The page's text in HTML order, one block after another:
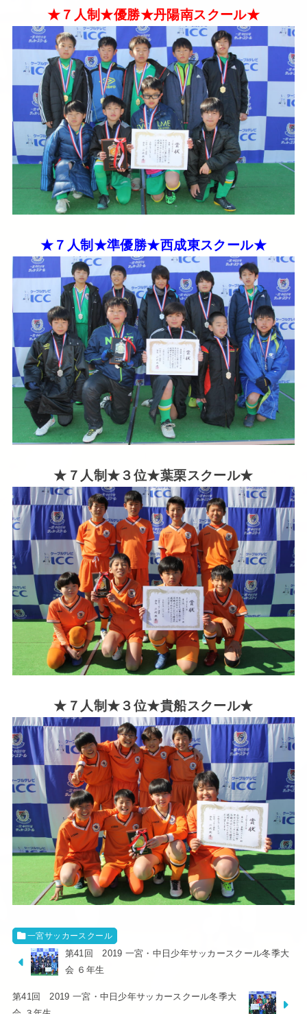
★７人制★優勝★丹陽南スクール★
★７人制★準優勝★西成東スクール★
★７人制★３位★葉栗スクール★
★７人制★３位★貴船スクール★
一宮サッカースクール
第41回 2019 一宮・中日少年サッカースクール冬季大
会 ６年生
第41回 2019 一宮・中日少年サッカースクール冬季大